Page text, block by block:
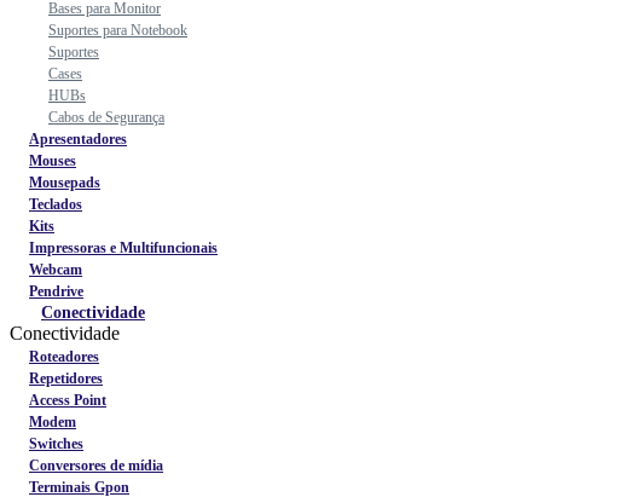
Bases para Monitor
Suportes para Notebook
Suportes
Cases
HUBs
Cabos de Segurança
Apresentadores
Mouses
Mousepads
Teclados
Kits
Impressoras e Multifuncionais
Webcam
Pendrive
Conectividade
Conectividade
Roteadores
Repetidores
Access Point
Modem
Switches
Conversores de mídia
Terminais Gpon